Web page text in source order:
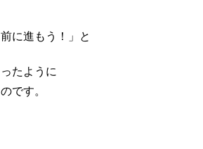
に進もう！」と
たように
です。